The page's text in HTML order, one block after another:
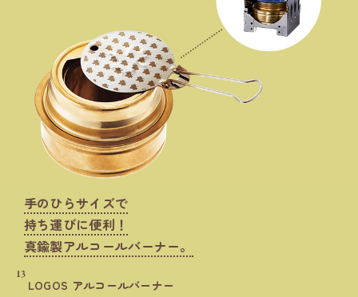
手のひらサイズで
持ち運びに便利！
真鍮製アルコールバーナー。
13
LOGOS アルコールバーナー